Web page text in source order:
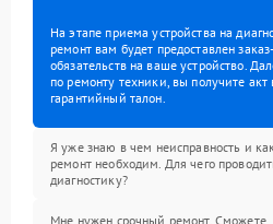
На этапе приема устройства на
ремонт вам будет предоставлен
обязательств на ваше устройство.
по ремонту техники, вы получите
гарантийный талон.
Я уже знаю в чем неисправность и
ремонт необходим. Для чего
диагностику?
Мне нужен срочный ремонт. Сможете